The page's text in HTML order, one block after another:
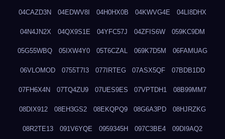
04CAZD3N 04EDWV8I 04H0HX0B 04KWVG4E 04LI8DHX
04N4JN2X 04QX9S1E 04YFC57J 04ZFIS6W 059KC9DM
05G55WBQ 05IXW4Y0 05T6CZAL 069K7D5M 06FAMUAG
06VLOMOD 0755T7I3 077IRTEG 07ASX5QF 07BDB1DD
07FH6X4N 07TQ4ZU9 07UES9ES 07VPTDH1 08B99MM7
08DIX912 08EH3GS2 08EKQPQ9 08G6A3PD 08HJRZKG
08R2TE13 091V6YQE 0959345H 097C3BE4 09DI9AQ2